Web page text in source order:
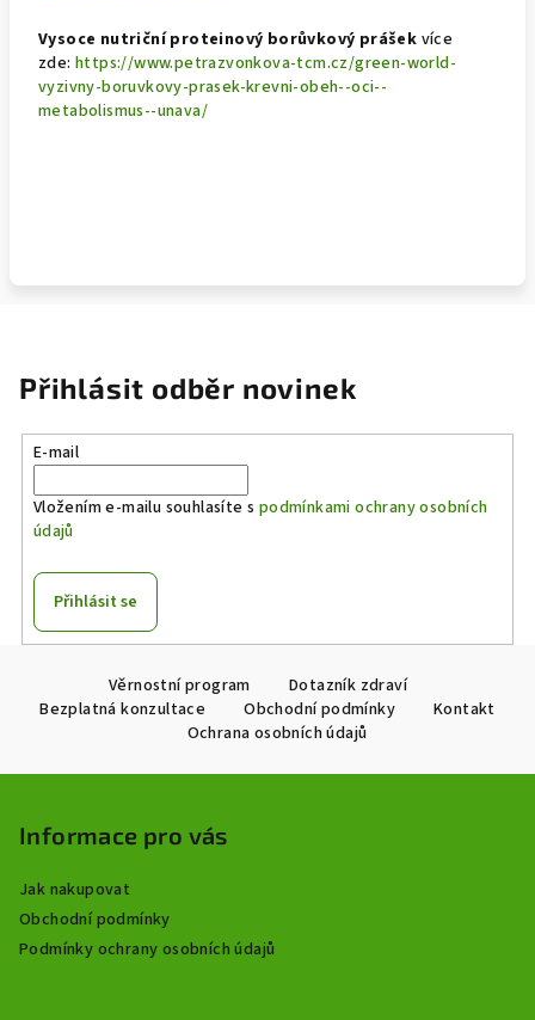
Vysoce nutriční proteinový borůvkový prášek více
zde: https://www.petrazvonkova-tcm.cz/green-world-
vyzivny-boruvkovy-prasek-krevni-obeh--oci--
metabolismus--unava/
Přihlásit odběr novinek
E-mail
Vložením e-mailu souhlasíte s podmínkami ochrany osobních
údajů
Přihlásit se
Věrnostní program
Dotazník zdraví
Bezplatná konzultace
Obchodní podmínky
Kontakt
Ochrana osobních údajů
Informace pro vás
Jak nakupovat
Obchodní podmínky
Podmínky ochrany osobních údajů